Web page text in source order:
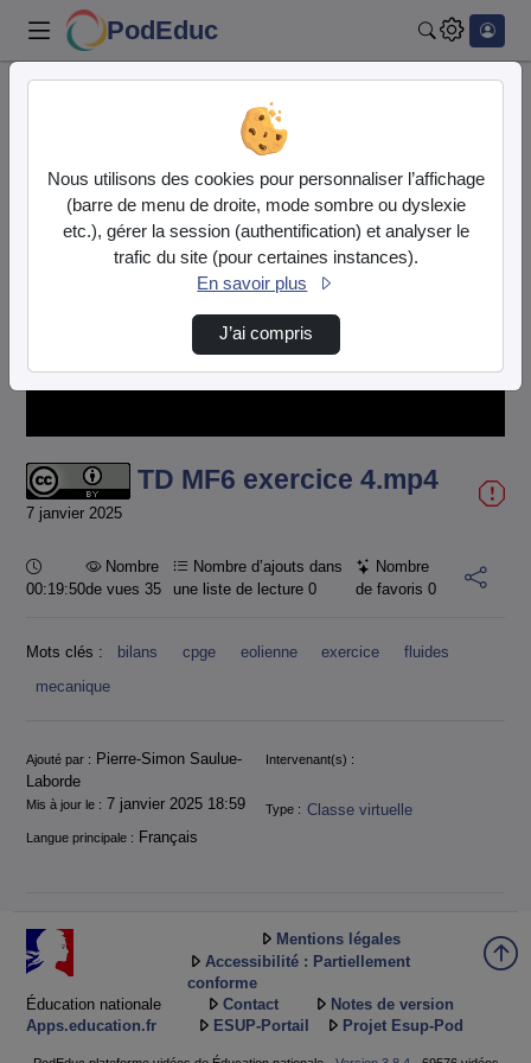
PodEduc
TD MF6 exercice 4.mp4
Lire
la
vidéo
TD MF6 exercice 4.mp4
7 janvier 2025
Durée :
00:19:50
Nombre
de vues 35
Nombre d’ajouts dans
une liste de lecture0
Nombre
de favoris 0
Mots clés : bilans cpge eolienne exercice
fluides
mecanique
Informations
Ajouté par : Pierre-Simon Saulue-
Laborde
Intervenant(s) :
Mis à jour le : 7 janvier 2025 18:59 Type : Classe virtuelle
Langue principale : Français
Éducation nationale
Apps.education.fr
Mentions légales
Accessibilité : Partiellement
conforme
Contact
Notes de version
ESUP-Portail
Projet Esup-Pod
Nous utilisons des cookies pour personnaliser l’affichage
(barre de menu de droite, mode sombre ou dyslexie
etc.), gérer la session (authentification) et analyser le
trafic du site (pour certaines instances).
En savoir plus
J’ai compris